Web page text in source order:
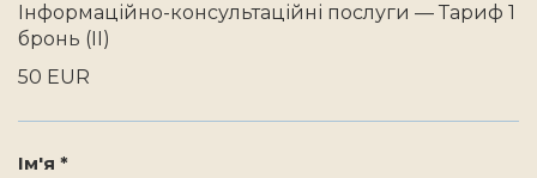
Інформаційно-консультаційні послуги — Тариф 1
бронь (II)
50 EUR
Ім'я *